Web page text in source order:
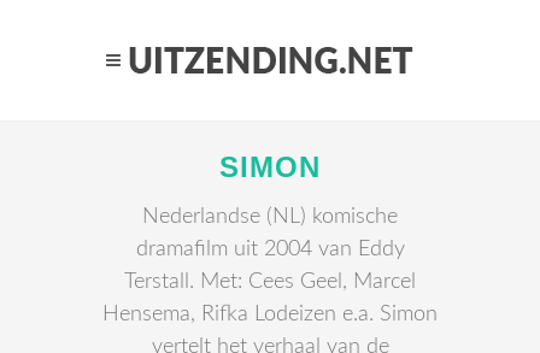
SIMON
Nederlandse (NL) komische
dramafilm uit 2004 van Eddy
Terstall. Met: Cees Geel, Marcel
Hensema, Rifka Lodeizen e.a. Simon
vertelt het verhaal van de